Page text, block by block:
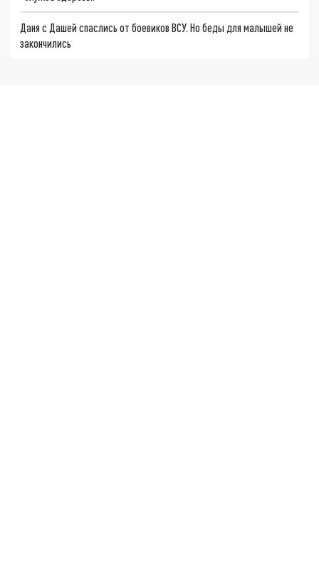
Даня с Дашей спаслись от боевиков ВСУ. Но беды для малышей не
закончились